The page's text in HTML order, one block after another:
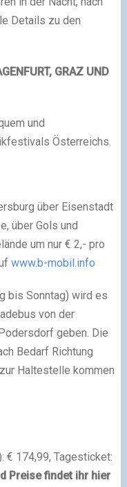
Details zu den
GRAZ UND
und
Österreichs.
über Eisenstadt
über Gols und
um nur € 2,- pro
www.b-mobil.info
bis Sonntag) wird es
von der
geben. Die
Bedarf Richtung
Haltestelle kommen
€ 174,99, Tagesticket:
Preise findet ihr hier